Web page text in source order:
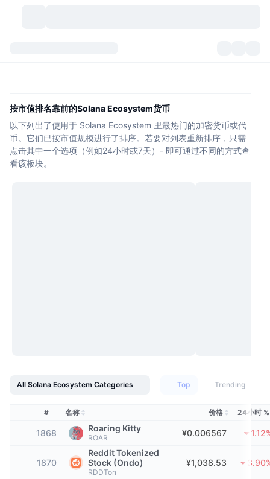
分类
历史记录
访问最多
社区情绪
市场概况
现货市场
比特币市值占比
CoinMarketCap 20 指数
信号 New
热门
交易所
中心化交易所
社区
文档
常见问题解答
Telegram 机器人
按市值排名靠前的Solana Ecosystem货币
以下列出了使用于 Solana Ecosystem 里最热门的加密货币或代
币。它们已按市值规模进行了排序。若要对列表重新排序，只需
点击其中一个选项（例如24小时或7天）- 即可通过不同的方式查
看该板块。
All Solana Ecosystem Categories Top Trending
# 名称 价格 24小时 %
1868 Roaring Kitty
ROAR ¥0.006567
1870
Reddit Tokenized
Stock (Ondo)
RDDTon
¥1,038.53